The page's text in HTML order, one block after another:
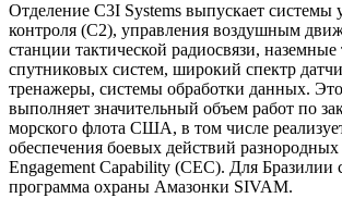
Отделение C3I Systems выпускает системы
контроля (C2), управления воздушным
станции тактической радиосвязи,
спутниковых систем, широкий спектр
тренажеры, системы обработки данных.
выполняет значительный объем работ по
морского флота США, в том числе
обеспечения боевых действий
Engagement Capability (CEC). Для Бразилии
программа охраны Амазонки SIVAM.